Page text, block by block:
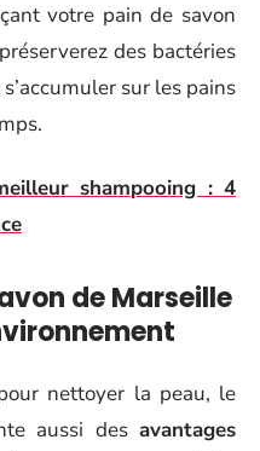
votre pain de savon
des bactéries
sur les pains
shampooing : 4
de Marseille
nettoyer la peau, le
aussi des avantages